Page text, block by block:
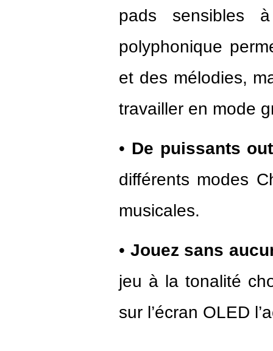
pads sensibles
polyphonique
et des mélodies,
travailler en mode
• De puissants
différents modes
musicales.
• Jouez sans
jeu à la tonalité
sur l’écran OLED